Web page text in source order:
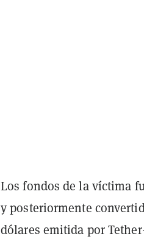
Los fondos de la víctima
y posteriormente
dólares emitida por